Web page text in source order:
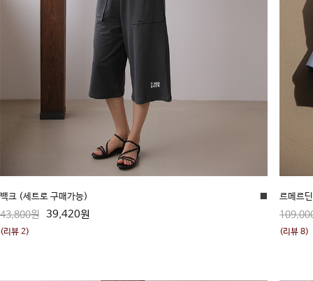
백크 (세트로 구매가능)
43,800원 39,420원
■
(리뷰 2)
르메르
(리뷰 8)